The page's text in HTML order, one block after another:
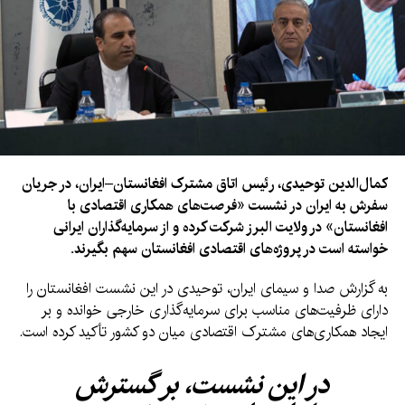
حمایت خواهد کرد.
کمال‌الدین توحیدی، رئیس اتاق مشترک افغانستان–ایران، در جریان
سفرش به ایران در نشست «فرصت‌های همکاری اقتصادی با
افغانستان» در ولایت البرز شرکت کرده و از سرمایه‌گذاران ایرانی
خواسته است در پروژه‌های اقتصادی افغانستان سهم بگیرند.
به گزارش صدا و سیمای ایران، توحیدی در این نشست افغانستان را
دارای ظرفیت‌های مناسب برای سرمایه‌گذاری خارجی خوانده و بر
ایجاد همکاری‌های مشترک اقتصادی میان دو کشور تأکید کرده است.
در این نشست، بر گسترش